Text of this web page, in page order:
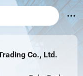
Co., Ltd.